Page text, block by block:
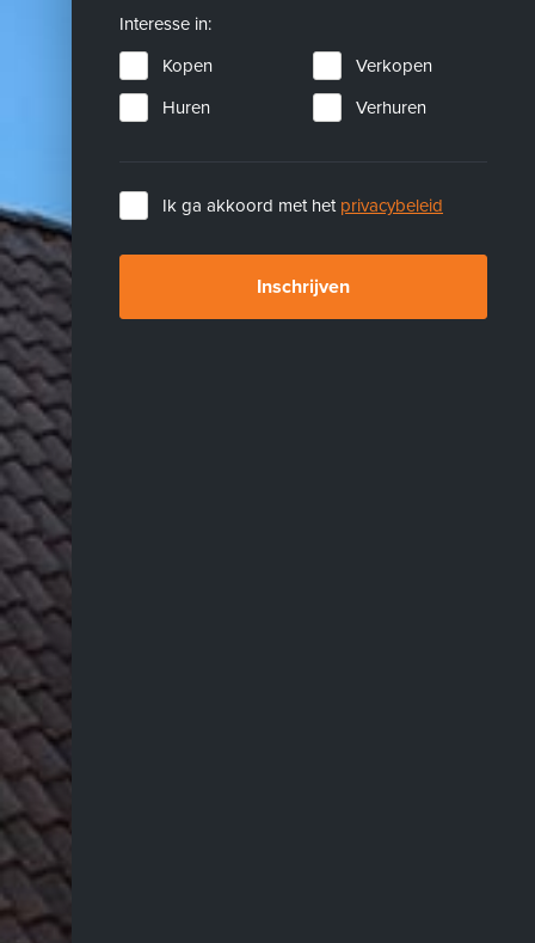
Interesse in:
Kopen
Verkopen
Huren
Verhuren
Ik ga akkoord met het privacybeleid
Inschrijven